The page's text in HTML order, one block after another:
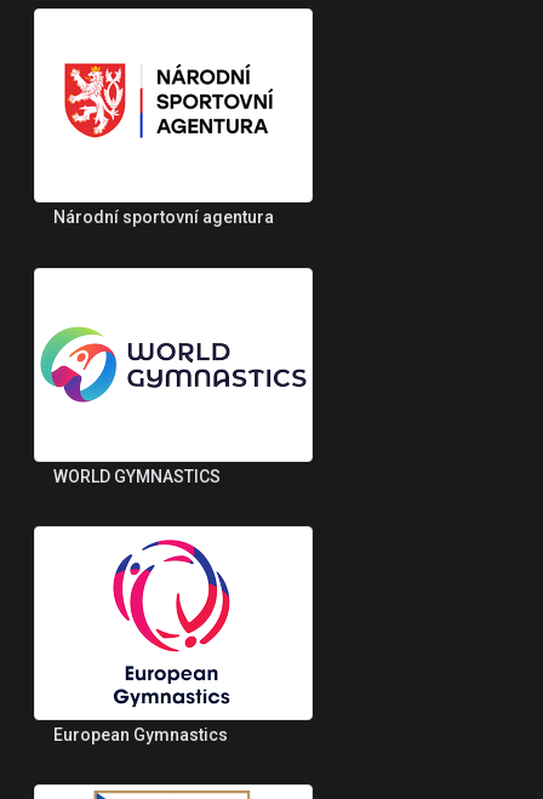
Národní sportovní agentura
WORLD GYMNASTICS
European Gymnastics